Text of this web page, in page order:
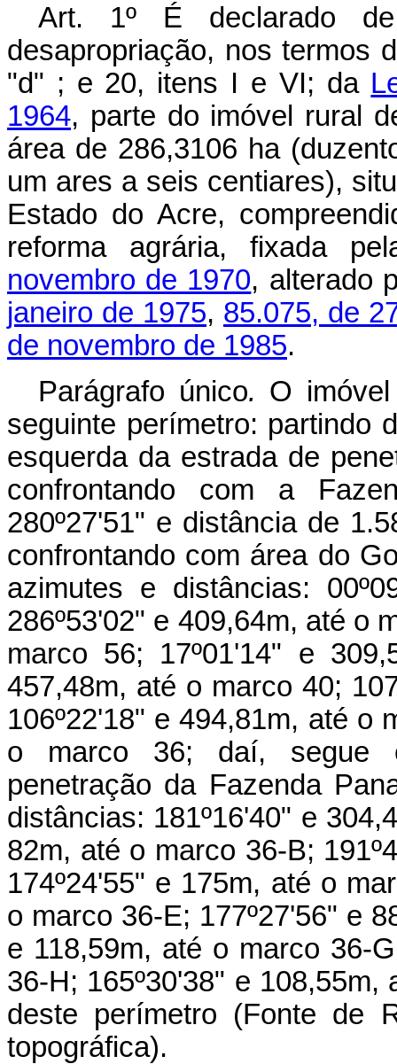
Art. 1º É declarado
desapropriação, nos termos
"d" ; e 20, itens I e VI; da
1964, parte do imóvel rural
área de 286,3106 ha
um ares a seis centiares),
Estado do Acre,
reforma agrária, fixada
novembro de 1970, alterado
janeiro de 1975, 85.075, de
de novembro de 1985.
Parágrafo único. O
seguinte perímetro: partindo
esquerda da estrada de
confrontando com a
280º27'51" e distância de
confrontando com área do
azimutes e distâncias:
286º53'02" e 409,64m, até o
marco 56; 17º01'14" e
457,48m, até o marco 40;
106º22'18" e 494,81m, até o
o marco 36; daí, segue
penetração da Fazenda
distâncias: 181º16'40" e
82m, até o marco 36-B;
174º24'55" e 175m, até o
o marco 36-E; 177º27'56" e
e 118,59m, até o marco 36-
36-H; 165º30'38" e
deste perímetro (Fonte de
topográfica).